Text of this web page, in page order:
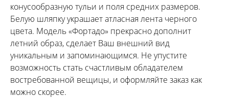
конусообразную тульи и поля средних размеров.
Белую шляпку украшает атласная лента черного
цвета. Модель «Фортадо» прекрасно дополнит
летний образ, сделает Ваш внешний вид
уникальным и запоминающимся. Не упустите
возможность стать счастливым обладателем
востребованной вещицы, и оформляйте заказ как
можно скорее.